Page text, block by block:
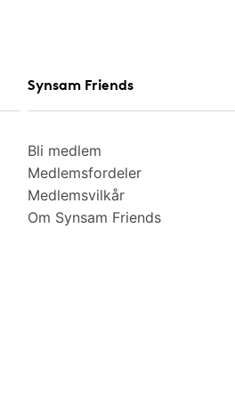
Synsam Friends
Bli medlem
Medlemsfordeler
Medlemsvilkår
Om Synsam Friends